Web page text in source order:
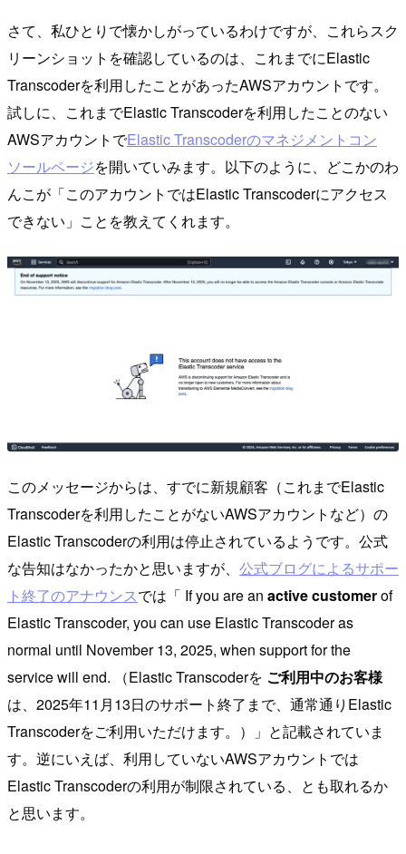
さて、私ひとりで懐かしがっているわけですが、これらスク
リーンショットを確認しているのは、これまでにElastic
Transcoderを利用したことがあったAWSアカウントです。
試しに、これまでElastic Transcoderを利用したことのない
AWSアカウントでElastic Transcoderのマネジメントコン
ソールページを開いていみます。以下のように、どこかのわ
んこが「このアカウントではElastic Transcoderにアクセス
できない」ことを教えてくれます。
このメッセージからは、すでに新規顧客（これまでElastic
Transcoderを利用したことがないAWSアカウントなど）の
Elastic Transcoderの利用は停止されているようです。公式
な告知はなかったかと思いますが、 公式ブログによるサポー
ト終了のアナウンスでは「 If you are an active customerof
Elastic Transcoder, you can use Elastic Transcoder as
normal until November 13, 2025, when support for the
service will end. （Elastic Transcoderを ご利用中のお客様
は、2025年11月13日のサポート終了まで、通常通りElastic
Transcoderをご利用いただけます。）」と記載されていま
す。逆にいえば、利用していないAWSアカウントでは
Elastic Transcoderの利用が制限されている、とも取れるか
と思います。